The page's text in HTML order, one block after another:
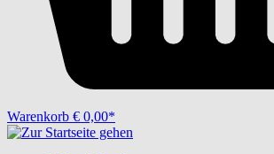
Warenkorb € 0,00*